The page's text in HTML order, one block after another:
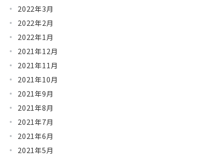
2022年3月
2022年2月
2022年1月
2021年12月
2021年11月
2021年10月
2021年9月
2021年8月
2021年7月
2021年6月
2021年5月